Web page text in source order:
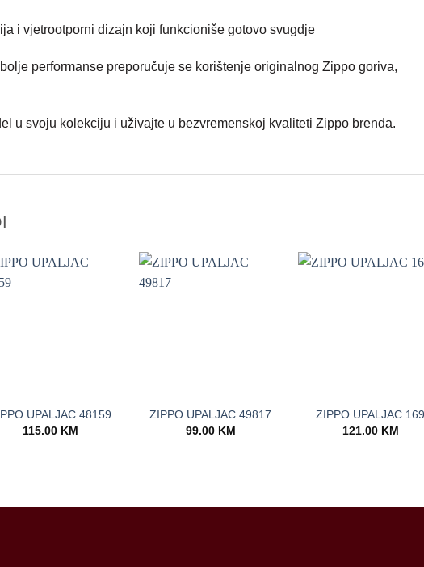
i vjetrootporni dizajn koji funkcioniše gotovo svugdje
performanse preporučuje se korištenje originalnog Zippo goriva,
u svoju kolekciju i uživajte u bezvremenskoj kvaliteti Zippo brenda.
UPALJAC 48159
115.00 KM
ZIPPO UPALJAC 49817
99.00 KM
ZIPPO UPALJAC 169
121.00 KM